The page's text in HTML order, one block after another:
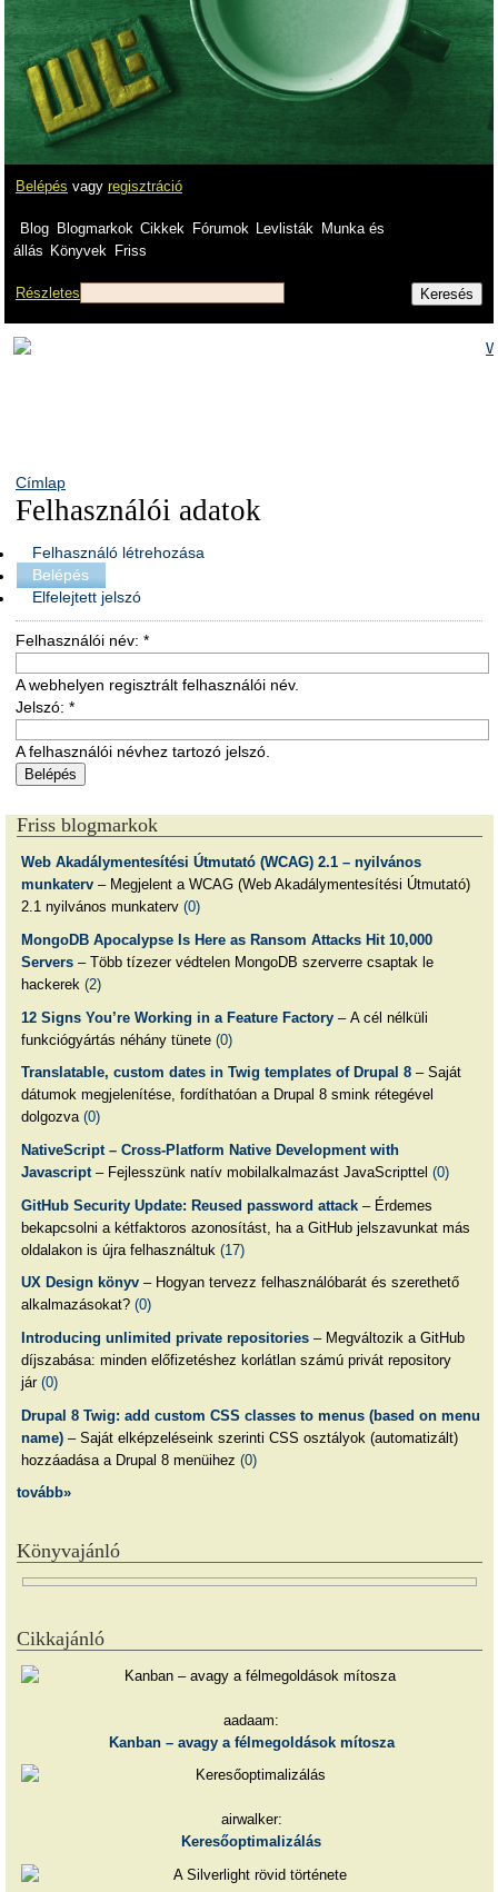
Belépés vagy regisztráció
Blog Blogmarkok Cikkek Fórumok Levlisták
Munka és
állás Könyvek Friss
Részletes
Címlap
Felhasználói adatok
Felhasználó létrehozása
Belépés
Elfelejtett jelszó
Felhasználói név: *
A webhelyen regisztrált felhasználói név.
Jelszó: *
A felhasználói névhez tartozó jelszó.
Friss blogmarkok
Web Akadálymentesítési Útmutató (WCAG) 2.1 – nyilvános
munkaterv– Megjelent a WCAG (Web Akadálymentesítési Útmutató)
2.1 nyilvános munkaterv (0)
MongoDB Apocalypse Is Here as Ransom Attacks Hit 10,000
Servers– Több tízezer védtelen MongoDB szerverre csaptak le
hackerek (2)
12 Signs You’re Working in a Feature Factory– A cél nélküli
funkciógyártás néhány tünete (0)
Translatable, custom dates in Twig templates of Drupal 8– Saját
dátumok megjelenítése, fordíthatóan a Drupal 8 smink rétegével
dolgozva (0)
NativeScript – Cross-Platform Native Development with
Javascript– Fejlesszünk natív mobilalkalmazást JavaScripttel (0)
GitHub Security Update: Reused password attack– Érdemes
bekapcsolni a kétfaktoros azonosítást, ha a GitHub jelszavunkat más
oldalakon is újra felhasználtuk (17)
UX Design könyv– Hogyan tervezz felhasználóbarát és szerethető
alkalmazásokat? (0)
Introducing unlimited private repositories– Megváltozik a GitHub
díjszabása: minden előfizetéshez korlátlan számú privát repository
jár (0)
Drupal 8 Twig: add custom CSS classes to menus (based on menu
name)– Saját elképzeléseink szerinti CSS osztályok (automatizált)
hozzáadása a Drupal 8 menüihez (0)
tovább»
Könyvajánló
Cikkajánló
aadaam:
Kanban – avagy a félmegoldások mítosza
airwalker:
Keresőoptimalizálás